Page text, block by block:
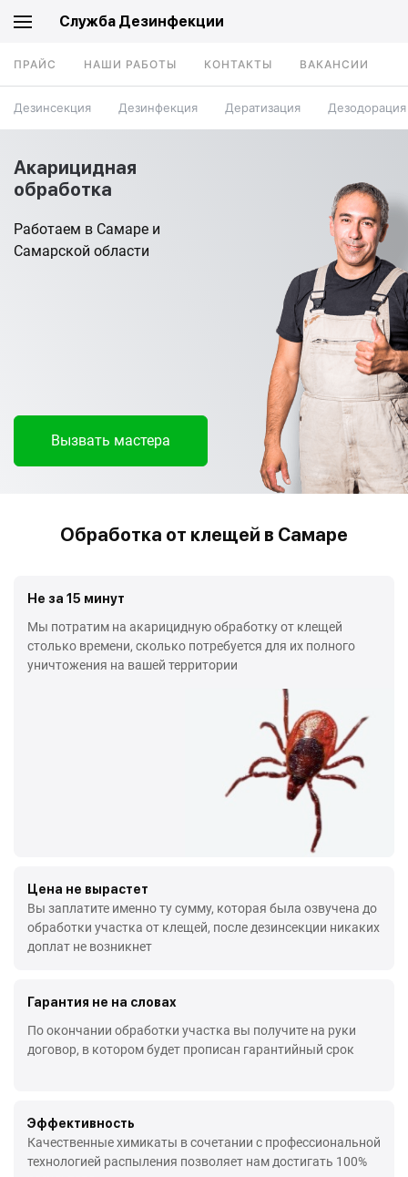
Служба Дезинфекции
ПРАЙС НАШИ РАБОТЫ КОНТАКТЫ ВАКАНСИИ
Дезинсекция Дезинфекция Дератизация Дезодорация
Акарицидная
обработка
Работаем в Самаре и
Самарской области
Вызвать мастера
Обработка от клещей в Самаре
Не за 15 минут
Мы потратим на акарицидную обработку от клещей
столько времени, сколько потребуется для их полного
уничтожения на вашей территории
Цена не вырастет
Вы заплатите именно ту сумму, которая была озвучена до
обработки участка от клещей, после дезинсекции никаких
доплат не возникнет
Гарантия не на словах
По окончании обработки участка вы получите на руки
договор, в котором будет прописан гарантийный срок
Эффективность
Качественные химикаты в сочетании с профессиональной
технологией распыления позволяет нам достигать 100%